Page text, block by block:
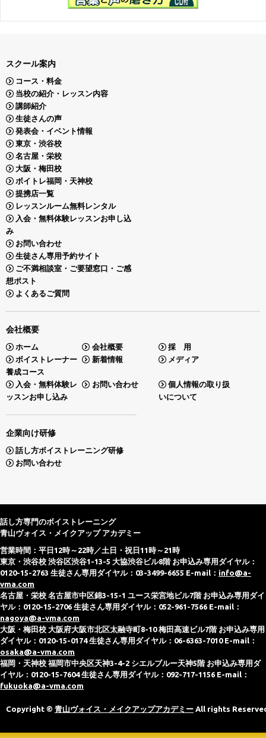
スクール案内
コース・料金
当校の紹介・レッスン内容
講師紹介
生徒さんの声
発表会・イベント情報
東京・渋谷校
名古屋・栄校
大阪・梅田校
ボイトレ福岡・天神校
提携店一覧
レッスンルーム無料レンタル
入会・無料体験レッスンお申し込
み
お問い合わせ
生徒さん専用予約サイト
ご不満相談室・ご要望窓口・ご感
想ポスト
よくあるご質問
会社概要
ホーム 会社概要
採 用
ボイストレーナー
養成コース
新着情報 メディア
入会・無料体験レ
ッスンお申し込み
お問い合わせ
個人情報の取り扱
いについて
企業向け研修
話し方ボイストレーニング研修
お問い合わせ
話し方専門のボイストレーニング
青山ヴォイス・メイクアップ アカデミー
営業時間：平日12時～22時／土日・祝日11時～21時
東京・渋谷校 渋谷区渋谷1-13-5 大協渋谷ビル8階 お申込み専用ダイヤル：
0120-15-2763 生徒さん専用ダイヤル：03-3499-6655 E-mail： info@a-
vma.com
名古屋・栄校 名古屋市中区錦3-15-1 ユース栄宮地ビル7階 お申込み専用ダイ
ヤル：0120-15-2706 生徒さん専用ダイヤル：052-961-7566 E-mail：
nagoya@a-vma.com
大阪・梅田校 大阪府大阪市北区太融寺町8-10 梅田高速ビル7階 お申込み専用
ダイヤル：0120-15-0174 生徒さん専用ダイヤル：06-6363-7010 E-mail：
osaka@a-vma.com
福岡・天神校 福岡市中央区天神3-4-2 シエルブルー天神5階 お申込み専用ダ
イヤル：0120-15-7604 生徒さん専用ダイヤル：092-717-1156 E-mail：
fukuoka@a-vma.com
Copyright © 青山ヴォイス・メイクアップアカデミー All rights